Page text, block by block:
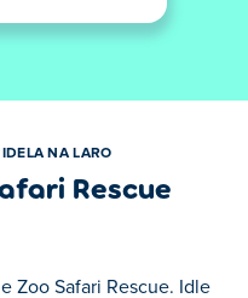
IDELA NA LARO
Rescue
Zoo Safari Rescue. Idle